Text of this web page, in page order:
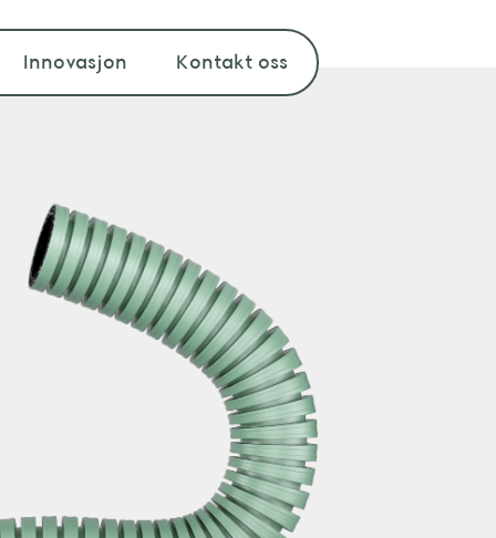
Innovasjon Kontakt oss